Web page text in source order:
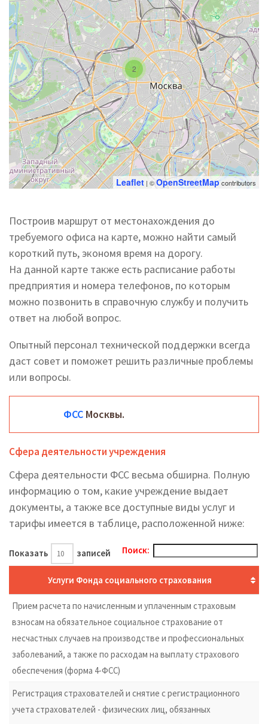
2
Leaflet | ©OpenStreetMapcontributors
Построив маршрут от местонахождения до
требуемого офиса на карте, можно найти самый
короткий путь, экономя время на дорогу.
На данной карте также есть расписание работы
предприятия и номера телефонов, по которым
можно позвонить в справочную службу и получить
ответ на любой вопрос.
Опытный персонал технической поддержки всегда
даст совет и поможет решить различные проблемы
или вопросы.
ФСС Москвы.
Сфера деятельности учреждения
Сфера деятельности ФСС весьма обширна. Полную
информацию о том, какие учреждение выдает
документы, а также все доступные виды услуг и
тарифы имеется в таблице, расположенной ниже:
Показать записей Поиск:
Услуги Фонда социального страхования
Прием расчета по начисленным и уплаченным страховым
взносам на обязательное социальное страхование от
несчастных случаев на производстве и профессиональных
заболеваний, а также по расходам на выплату страхового
обеспечения (форма 4-ФСС)
Регистрация страхователей и снятие с регистрационного
учета страхователей - физических лиц, обязанных